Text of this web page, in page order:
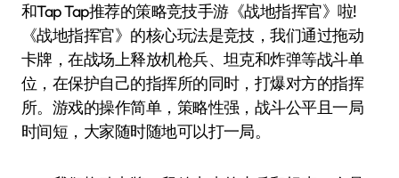
和Tap Tap推荐的策略竞技手游《战地指挥官》啦!
《战地指挥官》的核心玩法是竞技，我们通过拖动
卡牌，在战场上释放机枪兵、坦克和炸弹等战斗单
位，在保护自己的指挥所的同时，打爆对方的指挥
所。游戏的操作简单，策略性强，战斗公平且一局
时间短，大家随时随地可以打一局。